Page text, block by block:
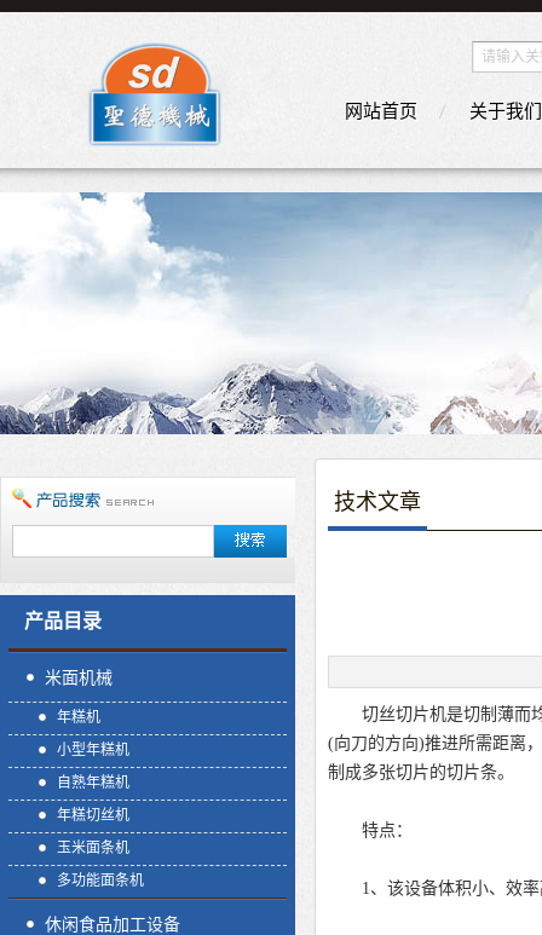
网站首页 关于我们
产品目录
米面机械
年糕机
小型年糕机
自熟年糕机
年糕切丝机
玉米面条机
多功能面条机
休闲食品加工设备
技术文章
切丝切片机是切制薄而均
(向刀的方向)推进所需距离
制成多张切片的切片条。
特点：
1、该设备体积小、效率